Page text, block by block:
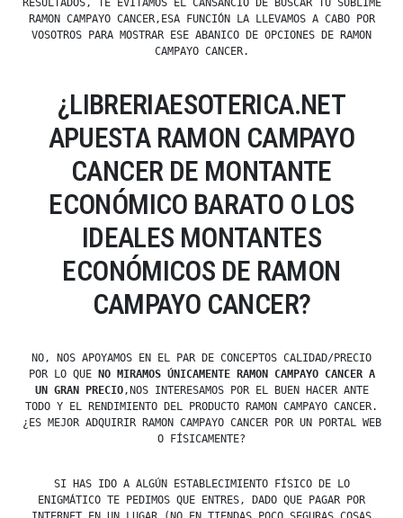
RAMON CAMPAYO CANCER,ESA FUNCIÓN LA LLEVAMOS A CABO POR
VOSOTROS PARA MOSTRAR ESE ABANICO DE OPCIONES DE RAMON
CAMPAYO CANCER.
¿LIBRERIAESOTERICA.NET
APUESTA RAMON CAMPAYO
CANCER DE MONTANTE
ECONÓMICO BARATO O LOS
IDEALES MONTANTES
ECONÓMICOS DE RAMON
CAMPAYO CANCER?
NO, NOS APOYAMOS EN EL PAR DE CONCEPTOS CALIDAD/PRECIO
POR LO QUE NO MIRAMOS ÚNICAMENTE RAMON CAMPAYO CANCER A
UN GRAN PRECIO,NOS INTERESAMOS POR EL BUEN HACER ANTE
TODO Y EL RENDIMIENTO DEL PRODUCTO RAMON CAMPAYO CANCER.
¿ES MEJOR ADQUIRIR RAMON CAMPAYO CANCER POR UN PORTAL WEB
O FÍSICAMENTE?
SI HAS IDO A ALGÚN ESTABLECIMIENTO FÍSICO DE LO
ENIGMÁTICO TE PEDIMOS QUE ENTRES, DADO QUE PAGAR POR